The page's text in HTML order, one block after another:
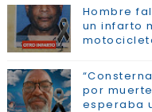
Hombre
un infarto
por
esperaba